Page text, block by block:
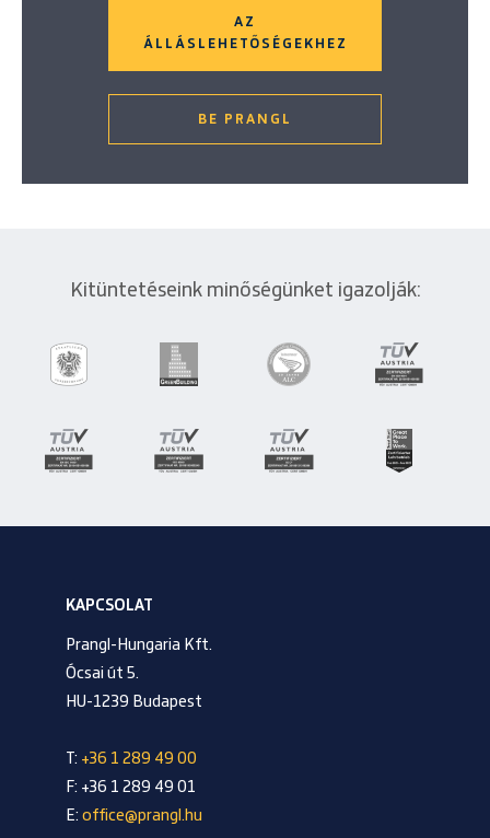
AZ
ÁLLÁSLEHETŐSÉGEKHEZ
BE PRANGL
Kitüntetéseink minőségünket igazolják:
KAPCSOLAT
Prangl-Hungaria Kft.
Ócsai út 5.
HU-1239 Budapest
T: +36 1 289 49 00
F: +36 1 289 49 01
E: office@prangl.hu